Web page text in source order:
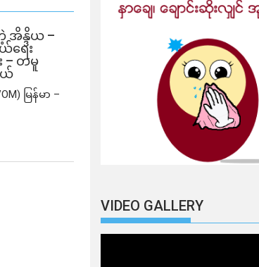
အိန္ဒိယ –
ရေး
– တမူ
ယ်
မြန်မာ –
VIDEO GALLERY